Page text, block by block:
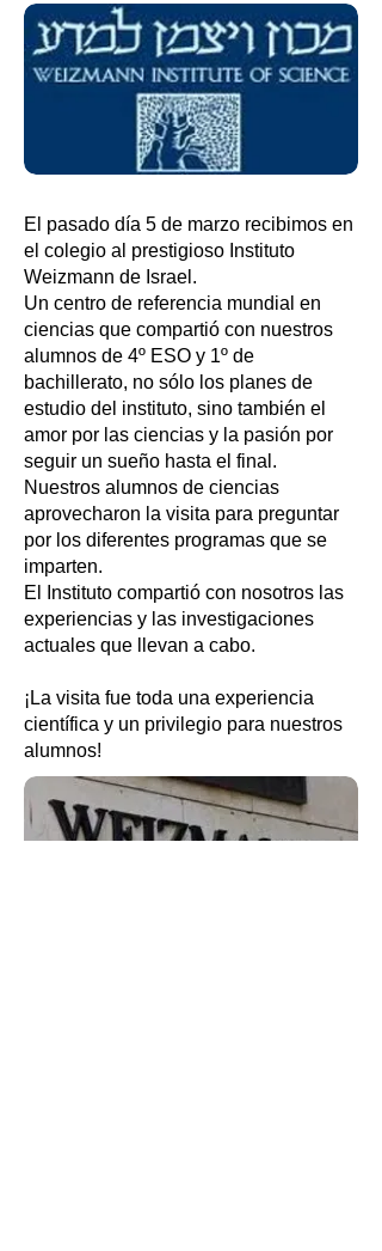
El pasado día 5 de marzo recibimos en
el colegio al prestigioso Instituto
Weizmann de Israel.
Un centro de referencia mundial en
ciencias que compartió con nuestros
alumnos de 4º ESO y 1º de
bachillerato, no sólo los planes de
estudio del instituto, sino también el
amor por las ciencias y la pasión por
seguir un sueño hasta el final.
Nuestros alumnos de ciencias
aprovecharon la visita para preguntar
por los diferentes programas que se
imparten.
El Instituto compartió con nosotros las
experiencias y las investigaciones
actuales que llevan a cabo.
¡La visita fue toda una experiencia
científica y un privilegio para nuestros
alumnos!